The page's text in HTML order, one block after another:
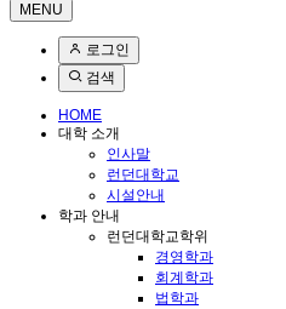
MENU
로그인
검색
HOME
대학 소개
인사말
런던대학교
시설안내
학과 안내
런던대학교학위
경영학과
회계학과
법학과